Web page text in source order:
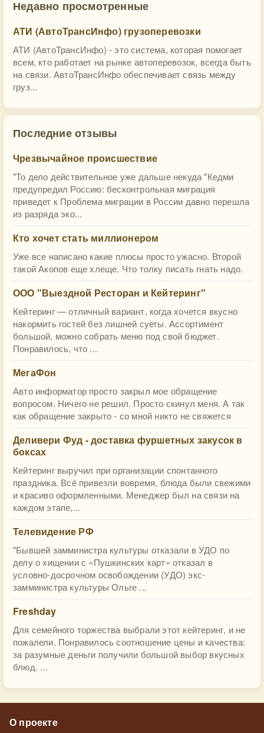
Недавно просмотренные
АТИ (АвтоТрансИнфо) грузоперевозки
АТИ (АвтоТрансИнфо) - это система, которая помогает
всем, кто работает на рынке автоперевозок, всегда быть
на связи. АвтоТрансИнфо обеспечивает связь между
груз...
Последние отзывы
Чрезвычайное происшествие
"То дело действительное уже дальше некуда "Кедми
предупредил Россию: бесконтрольная миграция
приведет к Проблема миграции в России давно перешла
из разряда эко...
Кто хочет стать миллионером
Уже все написано какие плюсы просто ужасно. Второй
такой Акопов еще хлеще. Что толку писать гнать надо.
ООО "Выездной Ресторан и Кейтеринг"
Кейтеринг — отличный вариант, когда хочется вкусно
накормить гостей без лишней суеты. Ассортимент
большой, можно собрать меню под свой бюджет.
Понравилось, что ...
МегаФон
Авто информатор просто закрыл мое обращение
вопросом. Ничего не решил. Просто скинул меня. А так
как обращение закрыто - со мной никто не свяжется
Деливери Фуд - доставка фуршетных закусок в
боксах
Кейтеринг выручил при организации спонтанного
праздника. Всё привезли вовремя, блюда были свежими
и красиво оформленными. Менеджер был на связи на
каждом этапе,...
Телевидение РФ
"Бывшей замминистра культуры отказали в УДО по
делу о хищении с «Пушкинских карт» отказал в
условно-досрочном освобождении (УДО) экс-
замминистра культуры Ольге ...
Freshday
Для семейного торжества выбрали этот кейтеринг, и не
пожалели. Понравилось соотношение цены и качества:
за разумные деньги получили большой выбор вкусных
блюд. ...
О проекте